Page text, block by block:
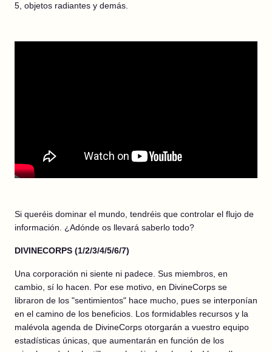
5, objetos radiantes y demás.
Si queréis dominar el mundo, tendréis que controlar el flujo de
información. ¿Adónde os llevará saberlo todo?
DIVINECORPS (1/2/3/4/5/6/7)
Una corporación ni siente ni padece. Sus miembros, en
cambio, sí lo hacen. Por ese motivo, en DivineCorps se
libraron de los "sentimientos" hace mucho, pues se interponían
en el camino de los beneficios. Los formidables recursos y la
malévola agenda de DivineCorps otorgarán a vuestro equipo
estadísticas únicas, que aumentarán en función de los